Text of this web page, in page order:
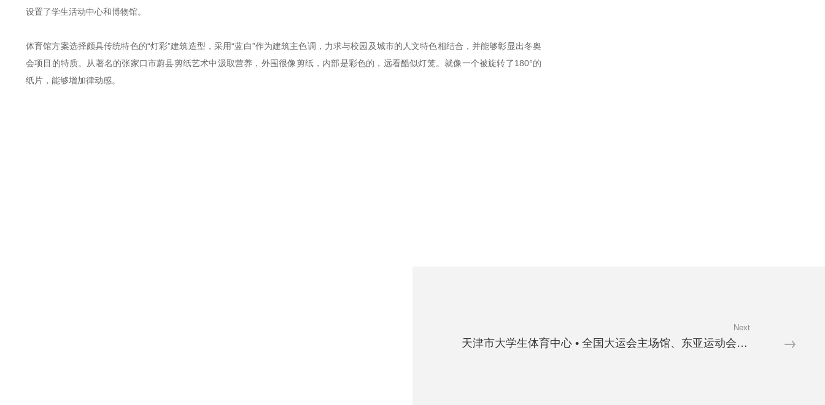
设置了学生活动中心和博物馆。
体育馆方案选择颇具传统特色的“灯彩”建筑造型，采用“蓝白”作为建筑主色调，力求与校园及城市的人文特色相结合，并能够彰显出冬奥
会项目的特质。从著名的张家口市蔚县剪纸艺术中汲取营养，外围很像剪纸，内部是彩色的，远看酷似灯笼。就像一个被旋转了180°的
纸片，能够增加律动感。
Next
天津市大学生体育中心 • 全国大运会主场馆、东亚运动会主场馆